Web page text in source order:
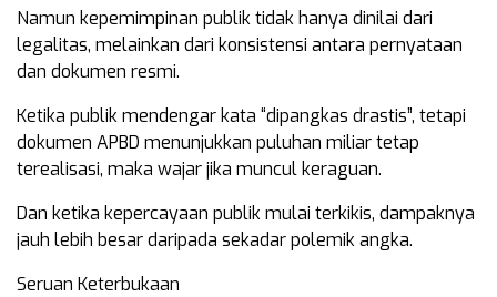
Namun kepemimpinan publik tidak hanya dinilai dari
legalitas, melainkan dari konsistensi antara pernyataan
dan dokumen resmi.
Ketika publik mendengar kata “dipangkas drastis”, tetapi
dokumen APBD menunjukkan puluhan miliar tetap
terealisasi, maka wajar jika muncul keraguan.
Dan ketika kepercayaan publik mulai terkikis, dampaknya
jauh lebih besar daripada sekadar polemik angka.
Seruan Keterbukaan